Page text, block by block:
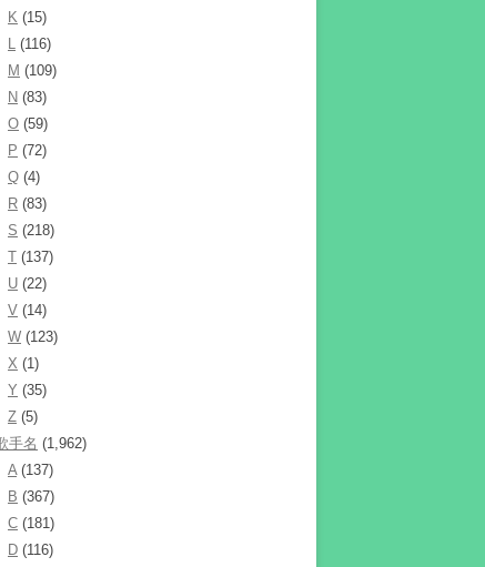
K (15)
L (116)
M (109)
N (83)
O (59)
P (72)
Q (4)
R (83)
S (218)
T (137)
U (22)
V (14)
W (123)
X (1)
Y (35)
Z (5)
手名 (1,962)
A(137)
B (367)
C (181)
D (116)